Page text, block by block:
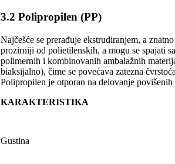
3.2 Polipropilen (PP)
Najčešće se prerađuje ekstrudiranjem, a
prozirniji od polietilenskih, a mogu se spajati
polimernih i kombinovanih ambalažnih
biaksijalno), čime se povećava zatezna
Polipropilen je otporan na delovanje povišenih
KARAKTERISTIKA
Gustina